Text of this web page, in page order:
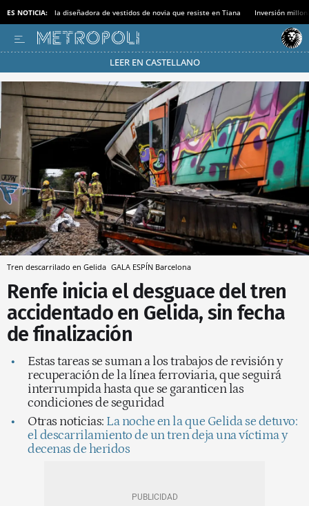
ES NOTICIA: la diseñadora de vestidos de novia que resiste en Tiana Inversión
LEER EN CASTELLANO
Pásate al MODO AHORRO
Tren descarrilado en Gelida GALA ESPÍN Barcelona
Renfe inicia el desguace del tren
accidentado en Gelida, sin fecha
de finalización
Estas tareas se suman a los trabajos de revisión y
recuperación de la línea ferroviaria, que seguirá
interrumpida hasta que se garanticen las
condiciones de seguridad
Otras noticias: La noche en la que Gelida se detuvo:
el descarrilamiento de un tren deja una víctima y
decenas de heridos